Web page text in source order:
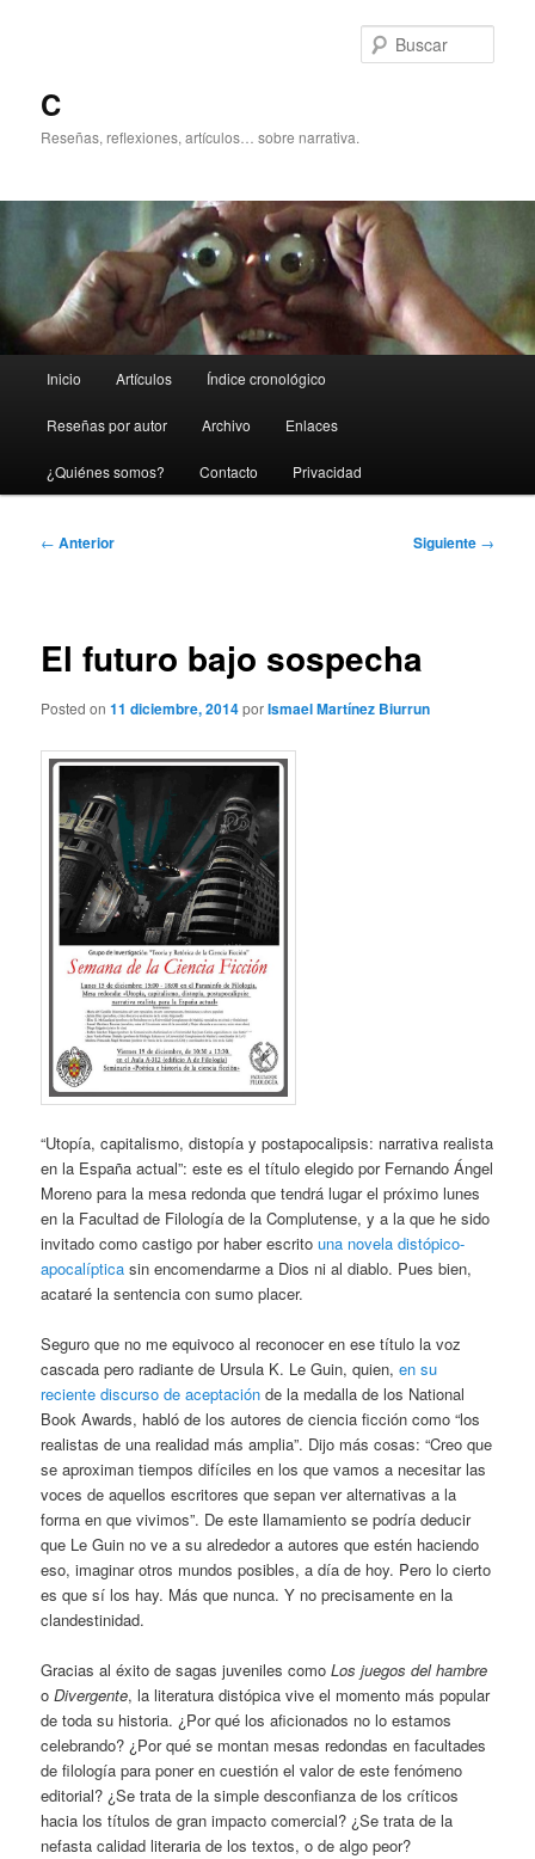
C
Reseñas, reflexiones, artículos… sobre narrativa.
principal
Inicio Artículos Índice cronológico
Reseñas por autor Archivo Enlaces
¿Quiénes somos? Contacto Privacidad
Navegación
← Anterior Siguiente →
El futuro bajo sospecha
Posted on11 diciembre, 2014porIsmael Martínez Biurrun
“Utopía, capitalismo, distopía y postapocalipsis: narrativa realista
en la España actual”: este es el título elegido por Fernando Ángel
Moreno para la mesa redonda que tendrá lugar el próximo lunes
en la Facultad de Filología de la Complutense, y a la que he sido
invitado como castigo por haber escritouna novela distópico-
apocalíptica sin encomendarme a Dios ni al diablo. Pues bien,
acataré la sentencia con sumo placer.
Seguro que no me equivoco al reconocer en ese título la voz
cascada pero radiante de Ursula K. Le Guin, quien,en su
reciente discurso de aceptación de la medalla de los National
Book Awards, habló de los autores de ciencia ficción como “los
realistas de una realidad más amplia”. Dijo más cosas: “Creo que
se aproximan tiempos difíciles en los que vamos a necesitar las
voces de aquellos escritores que sepan ver alternativas a la
forma en que vivimos”. De este llamamiento se podría deducir
que Le Guin no ve a su alrededor a autores que estén haciendo
eso, imaginar otros mundos posibles, a día de hoy. Pero lo cierto
es que sí los hay. Más que nunca. Y no precisamente en la
clandestinidad.
Gracias al éxito de sagas juveniles comoLos juegos del hambre
oDivergente, la literatura distópica vive el momento más popular
de toda su historia. ¿Por qué los aficionados no lo estamos
celebrando? ¿Por qué se montan mesas redondas en facultades
de filología para poner en cuestión el valor de este fenómeno
editorial? ¿Se trata de la simple desconfianza de los críticos
hacia los títulos de gran impacto comercial? ¿Se trata de la
nefasta calidad literaria de los textos, o de algo peor?